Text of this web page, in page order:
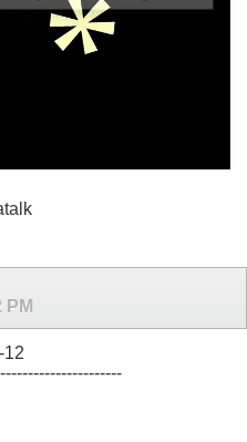
PM
12